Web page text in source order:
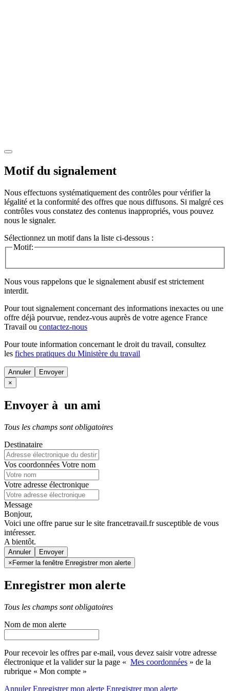
Motif du signalement
Nous effectuons systématiquement des contrôles pour vérifier la
légalité et la conformité des offres que nous diffusons. Si malgré ces
contrôles vous constatez des contenus inappropriés, vous pouvez
nous le signaler.
Sélectionnez un motif dans la liste ci-dessous :
Motif:
Nous vous rappelons que le signalement abusif est strictement
interdit.
Pour tout signalement concernant des informations inexactes ou une
offre déjà pourvue, rendez-vous auprès de votre agence France
Travail ou contactez-nous
Pour toute information concernant le droit du travail, consultez
les fiches pratiques du Ministère du travail
Annuler
×
Envoyer à un ami
Tous les champs sont obligatoires
Destinataire
Vos coordonnées Votre nom
Votre adresse électronique
Message
Bonjour,
Voici une offre parue sur le site francetravail.fr susceptible de vous
intéresser.
A bientôt.
Annuler
× Fermer la fenêtre Enregistrer mon alerte
Enregistrer mon alerte
Tous les champs sont obligatoires
Nom de mon alerte
Pour recevoir les offres par e-mail, vous devez saisir votre adresse
électronique et la valider sur la page « Mes coordonnées » de la
rubrique « Mon compte »
AnnulerEnregistrer mon alerte Enregistrermon alerte